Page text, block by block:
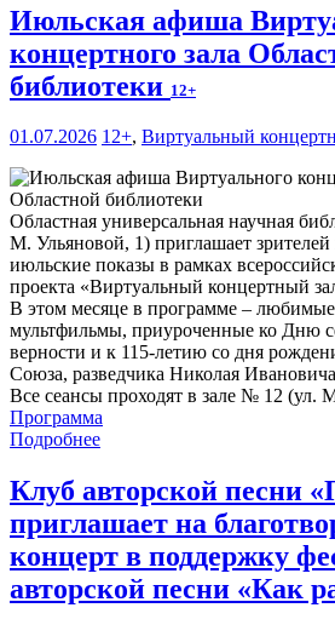
Июльская афиша
концертного зала
библиотеки 12+
01.07.2026 12+, Виртуальный
Областная универсальная научная
М. Ульяновой, 1) приглашает зрителей
июльские показы в рамках
проекта «Виртуальный концертный
В этом месяце в программе –
мультфильмы, приуроченные ко Дню
верности и к 115-летию со дня
Союза, разведчика Николая
Все сеансы проходят в зале № 12 (ул.
Программа
Подробнее
Клуб авторской песни
приглашает на
концерт в поддержку
авторской песни «Как